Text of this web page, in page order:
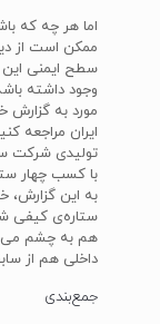
اما هر چه که
ممکن است از
سطح ایمنی این
وجود داشته
ایران مراجعه
با کسب چهار
به این
هم به چشم
داخلی هم از
جمع‌بندی